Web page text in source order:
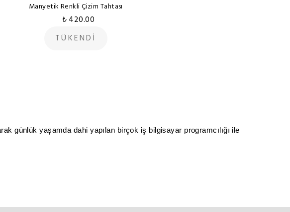
Manyetik Renkli Çizim Tahtası
₺ 420.00
TÜKENDİ
günlük yaşamda dahi yapılan birçok iş bilgisayar programcılığı ile